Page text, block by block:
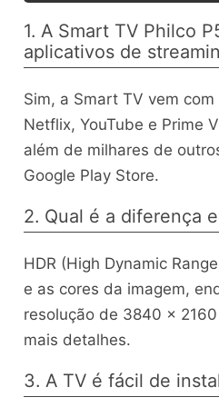
1. A Smart TV Philco
aplicativos de
Sim, a Smart TV vem
Netflix, YouTube e Prime
além de milhares de
Google Play Store.
2. Qual é a diferença
HDR (High Dynamic
e as cores da imagem,
resolução de 3840 x
mais detalhes.
3. A TV é fácil de